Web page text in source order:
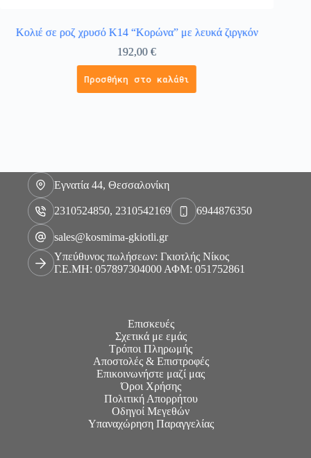
Κολιέ σε ροζ χρυσό Κ14 “Κορώνα” με λευκά ζιργκόν
192,00€
Προσθήκη στο καλάθι
Εγνατία 44, Θεσσαλονίκη
2310524850, 2310542169 6944876350
sales@kosmima-gkiotli.gr
Υπεύθυνος πωλήσεων: Γκιοτλής Νίκος
Γ.Ε.ΜΗ: 057897304000 ΑΦΜ: 051752861
Επισκευές
Σχετικά με εμάς
Τρόποι Πληρωμής
Αποστολές & Επιστροφές
Επικοινωνήστε μαζί μας
Όροι Χρήσης
Πολιτική Απορρήτου
Οδηγοί Μεγεθών
Υπαναχώρηση Παραγγελίας